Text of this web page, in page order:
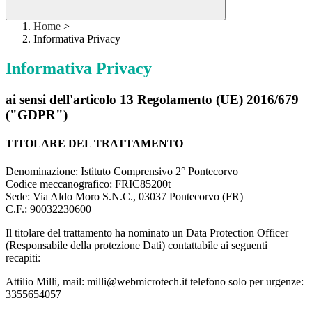
Home >
Informativa Privacy
Informativa Privacy
ai sensi dell'articolo 13 Regolamento (UE) 2016/679
("GDPR")
TITOLARE DEL TRATTAMENTO
Denominazione: Istituto Comprensivo 2° Pontecorvo
Codice meccanografico: FRIC85200t
Sede: Via Aldo Moro S.N.C., 03037 Pontecorvo (FR)
C.F.: 90032230600
Il titolare del trattamento ha nominato un Data Protection Officer
(Responsabile della protezione Dati) contattabile ai seguenti
recapiti:
Attilio Milli, mail: milli@webmicrotech.it telefono solo per urgenze:
3355654057